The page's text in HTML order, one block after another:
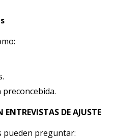
ENTREVISTAS DE AJUSTE
pueden preguntar: